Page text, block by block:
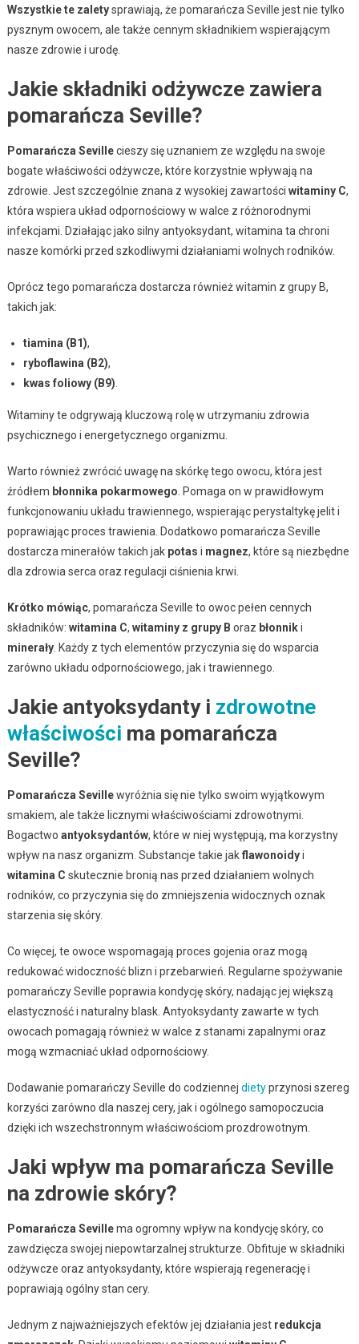
Wszystkie te zaletysprawiają, że pomarańcza Seville jest nie tylko
pysznym owocem, ale także cennym składnikiem wspierającym
nasze zdrowie i urodę.
Jakie składniki odżywcze zawiera
pomarańcza Seville?
Pomarańcza Sevillecieszy się uznaniem ze względu na swoje
bogate właściwości odżywcze, które korzystnie wpływają na
zdrowie. Jest szczególnie znana z wysokiej zawartości witaminy C,
która wspiera układ odpornościowy w walce z różnorodnymi
infekcjami. Działając jako silny antyoksydant, witamina ta chroni
nasze komórki przed szkodliwymi działaniami wolnych rodników.
Oprócz tego pomarańcza dostarcza również witamin z grupy B,
takich jak:
tiamina (B1),
ryboflawina (B2),
kwas foliowy (B9)
Witaminy te odgrywają kluczową rolę w utrzymaniu zdrowia
psychicznego i energetycznego organizmu.
Warto również zwrócić uwagę na skórkę tego owocu, która jest
źródłem błonnika pokarmowego . Pomaga on w prawidłowym
funkcjonowaniu układu trawiennego, wspierając perystaltykę jelit i
poprawiając proces trawienia. Dodatkowo pomarańcza Seville
dostarcza minerałów takich jak potas i magnez, które są niezbędne
dla zdrowia serca oraz regulacji ciśnienia krwi.
Krótko mówiąc, pomarańcza Seville to owoc pełen cennych
składników: witamina C, witaminy z grupy B oraz błonniki
minerały. Każdy z tych elementów przyczynia się do wsparcia
zarówno układu odpornościowego, jak i trawiennego.
Jakie antyoksydanty i zdrowotne
właściwości ma pomarańcza
Seville?
Pomarańcza Sevillewyróżnia się nie tylko swoim wyjątkowym
smakiem, ale także licznymi właściwościami zdrowotnymi.
Bogactwo antyoksydantów, które w niej występują, ma korzystny
wpływ na nasz organizm. Substancje takie jakflawonoidyi
witamina C skutecznie bronią nas przed działaniem wolnych
rodników, co przyczynia się do zmniejszenia widocznych oznak
starzenia się skóry.
Co więcej, te owoce wspomagają proces gojenia oraz mogą
redukować widoczność blizn i przebarwień. Regularne spożywanie
pomarańczy Seville poprawia kondycję skóry, nadając jej większą
elastyczność i naturalny blask. Antyoksydanty zawarte w tych
owocach pomagają również w walce z stanami zapalnymi oraz
mogą wzmacniać układ odpornościowy.
Dodawanie pomarańczy Seville do codziennej dietyprzynosi szereg
korzyści zarówno dla naszej cery, jak i ogólnego samopoczucia
dzięki ich wszechstronnym właściwościom prozdrowotnym.
Jaki wpływ ma pomarańcza Seville
na zdrowie skóry?
Pomarańcza Sevillema ogromny wpływ na kondycję skóry, co
zawdzięcza swojej niepowtarzalnej strukturze. Obfituje w składniki
odżywcze oraz antyoksydanty, które wspierają regenerację i
poprawiają ogólny stan cery.
Jednym z najważniejszych efektów jej działania jest redukcja